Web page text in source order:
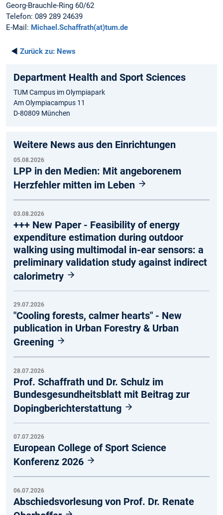
Georg-Brauchle-Ring 60/62
Telefon: 089 289 24639
E-Mail: Michael.Schaffrath(at)tum.de
◄ Zurück zu: News
Department Health and Sport Sciences
TUM Campus im Olympiapark
Am Olympiacampus 11
D-80809 München
Weitere News aus den Einrichtungen
05.08.2026
LPP in den Medien: Mit angeborenem
Herzfehler mitten im Leben
03.08.2026
+++ New Paper - Feasibility of energy
expenditure estimation during outdoor
walking using multimodal in-ear sensors: a
preliminary validation study against indirect
calorimetry
29.07.2026
"Cooling forests, calmer hearts" - New
publication in Urban Forestry & Urban
Greening
28.07.2026
Prof. Schaffrath und Dr. Schulz im
Bundesgesundheitsblatt mit Beitrag zur
Dopingberichterstattung
07.07.2026
European College of Sport Science
Konferenz 2026
06.07.2026
Abschiedsvorlesung von Prof. Dr. Renate